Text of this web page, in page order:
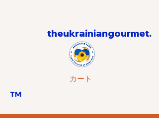
theukrainiangourmet.
カート
™